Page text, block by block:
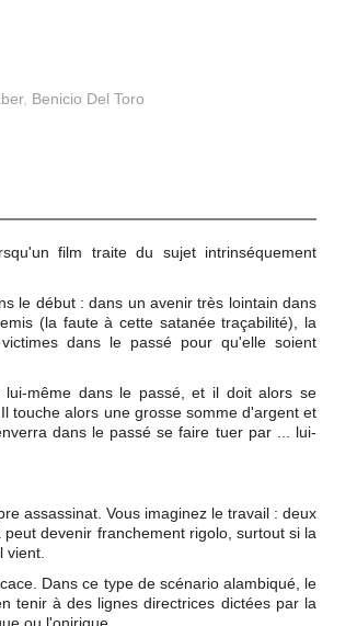
, Benicio Del Toro
film traite du sujet intrinséquement
le début : dans un avenir très lointain dans
(la faute à cette satanée traçabilité), la
dans le passé pour qu'elle soient
même dans le passé, et il doit alors se
touche alors une grosse somme d'argent et
dans le passé se faire tuer par ... lui-
assassinat. Vous imaginez le travail : deux
devenir franchement rigolo, surtout si la
vient.
Dans ce type de scénario alambiqué, le
tenir à des lignes directrices dictées par la